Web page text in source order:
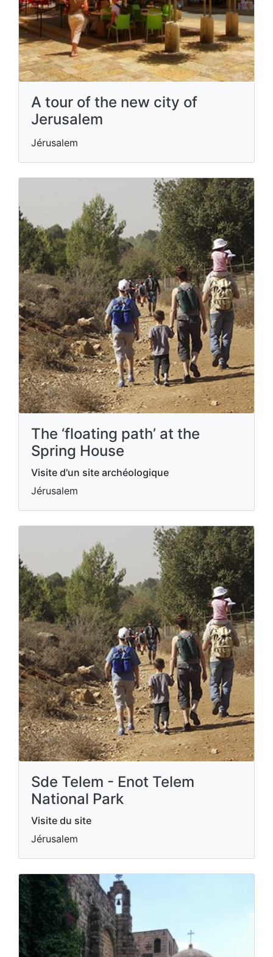
A tour of the new city of
Jerusalem
Jérusalem
The ‘floating path’ at the
Spring House
Visite d'un site archéologique
Jérusalem
Sde Telem - Enot Telem
National Park
Visite du site
Jérusalem